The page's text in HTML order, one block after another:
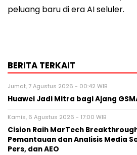
peluang baru di era AI seluler.
BERITA TERKAIT
Jumat, 7 Agustus 2026 - 00:42 WIB
Huawei Jadi Mitra bagi Ajang
Kamis, 6 Agustus 2026 - 17:00 WIB
Cision Raih MarTech
Pemantauan dan Analisis Media
Pers, dan AEO